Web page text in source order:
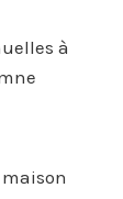
à
maison